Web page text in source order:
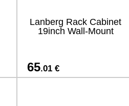
Lanberg Rack Cabinet
19inch Wall-Mount
65.01 €